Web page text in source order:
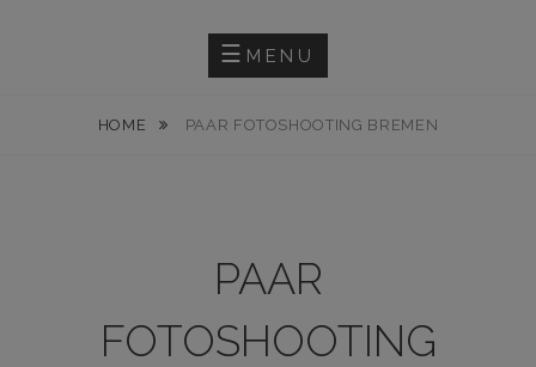
LINUS KLOSE
MENU
HOME PAAR FOTOSHOOTING BREMEN
PAAR
FOTOSHOOTING